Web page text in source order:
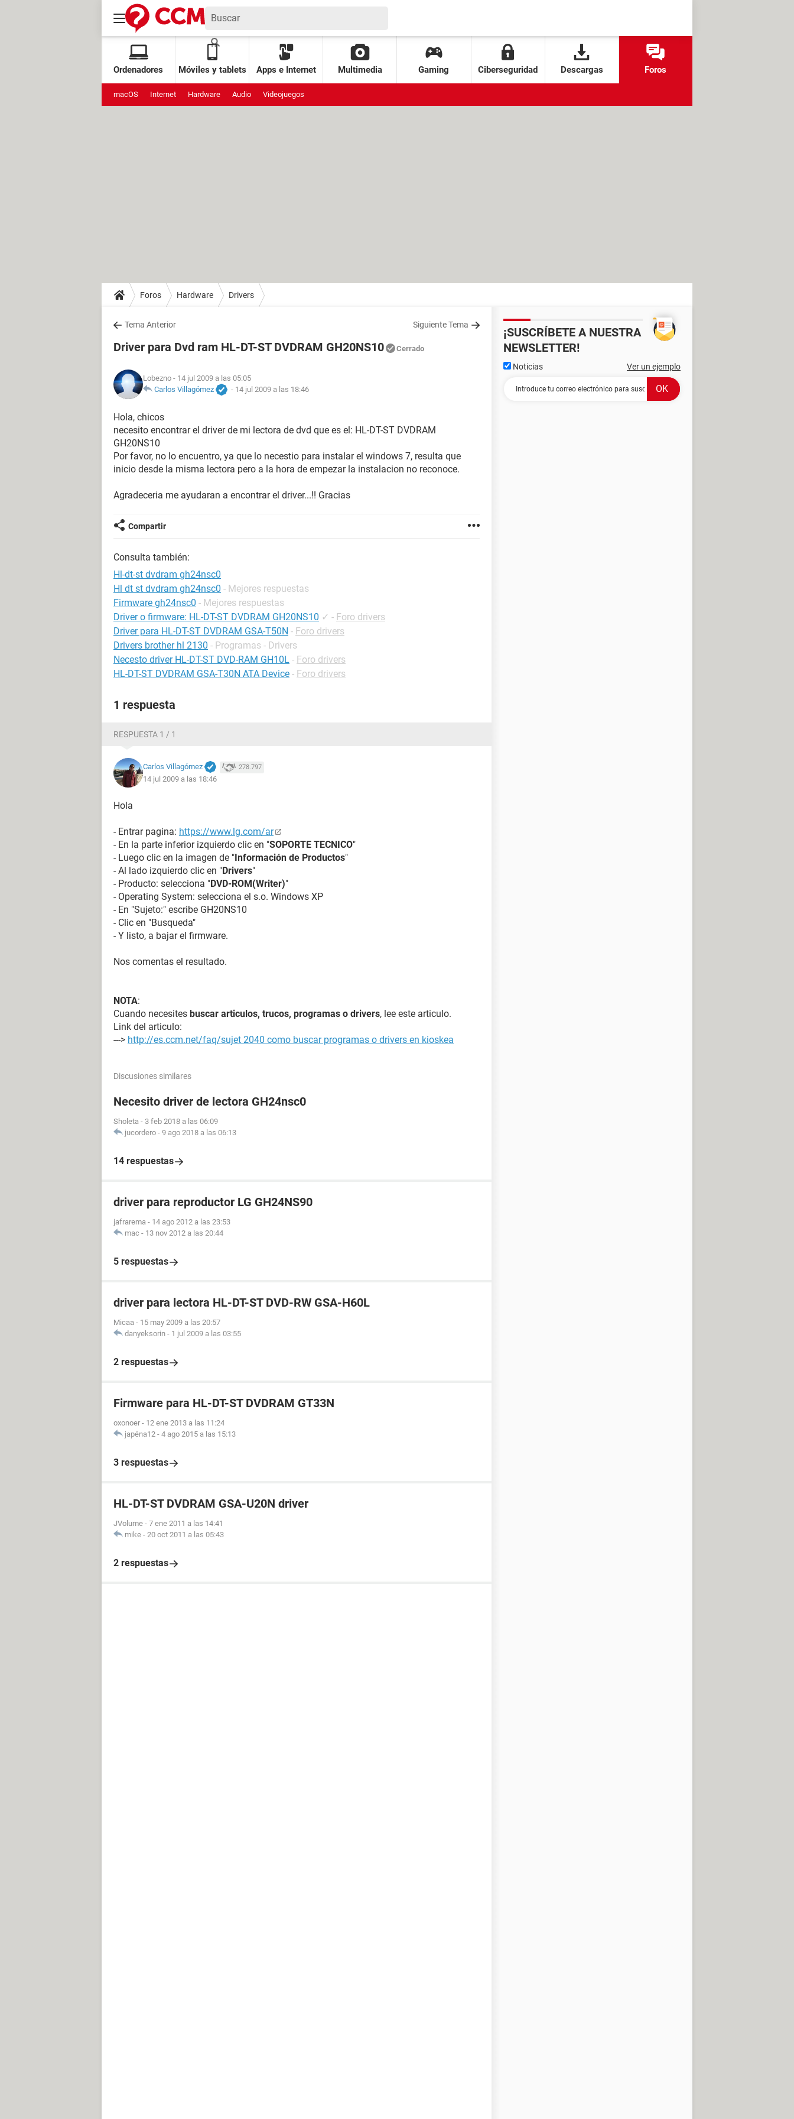
Ordenadores Móviles y tablets Apps e Internet Multimedia Gaming Ciberseguridad Descargas Foros
macOS Internet Hardware Audio Videojuegos
Foros Hardware Drivers
Tema Anterior Siguiente Tema
Driver para Dvd ram HL-DT-ST DVDRAM GH20NS10 Cerrado
Lobezno - 14 jul 2009 a las 05:05
Carlos Villagómez
- 14 jul 2009 a las 18:46
Hola, chicos
necesito encontrar el driver de mi lectora de dvd que es el: HL-DT-ST DVDRAM
GH20NS10
Por favor, no lo encuentro, ya que lo necestio para instalar el windows 7, resulta que
inicio desde la misma lectora pero a la hora de empezar la instalacion no reconoce.
Agradeceria me ayudaran a encontrar el driver...!! Gracias
Compartir
Consulta también:
Hl-dt-st dvdram gh24nsc0
Hl dt st dvdram gh24nsc0 - Mejores respuestas
Firmware gh24nsc0 - Mejores respuestas
Driver o firmware: HL-DT-ST DVDRAM GH20NS10 ✓ - Foro drivers
Driver para HL-DT-ST DVDRAM GSA-T50N - Foro drivers
Drivers brother hl 2130 - Programas - Drivers
Necesto driver HL-DT-ST DVD-RAM GH10L - Foro drivers
HL-DT-ST DVDRAM GSA-T30N ATA Device - Foro drivers
1 respuesta
RESPUESTA 1 / 1
Carlos Villagómez 278.797
14 jul 2009 a las 18:46
Hola
- Entrar pagina: https://www.lg.com/ar
- En la parte inferior izquierdo clic en "SOPORTE TECNICO"
- Luego clic en la imagen de "Información de Productos"
- Al lado izquierdo clic en "Drivers"
- Producto: selecciona "DVD-ROM(Writer)"
- Operating System: selecciona el s.o. Windows XP
- En "Sujeto:" escribe GH20NS10
- Clic en "Busqueda"
- Y listo, a bajar el firmware.
Nos comentas el resultado.
NOTA:
Cuando necesites buscar articulos, trucos, programas o drivers, lee este articulo.
Link del articulo:
---> http://es.ccm.net/faq/sujet 2040 como buscar programas o drivers en kioskea
Discusiones similares
Necesito driver de lectora GH24nsc0
Sholeta - 3 feb 2018 a las 06:09
jucordero - 9 ago 2018 a las 06:13
14 respuestas
driver para reproductor LG GH24NS90
jafrarema - 14 ago 2012 a las 23:53
mac - 13 nov 2012 a las 20:44
5 respuestas
driver para lectora HL-DT-ST DVD-RW GSA-H60L
Micaa - 15 may 2009 a las 20:57
danyeksorin - 1 jul 2009 a las 03:55
2 respuestas
Firmware para HL-DT-ST DVDRAM GT33N
oxonoer - 12 ene 2013 a las 11:24
japéna12 - 4 ago 2015 a las 15:13
3 respuestas
HL-DT-ST DVDRAM GSA-U20N driver
JVolume - 7 ene 2011 a las 14:41
mike - 20 oct 2011 a las 05:43
2 respuestas
¡SUSCRÍBETE A NUESTRA
NEWSLETTER!
Noticias Ver un ejemplo